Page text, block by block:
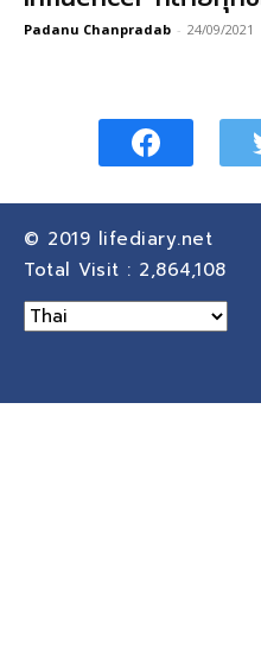
Padanu Chanpradab - 24/09/2021
© 2019 lifediary.net
Total Visit : 2,864,108